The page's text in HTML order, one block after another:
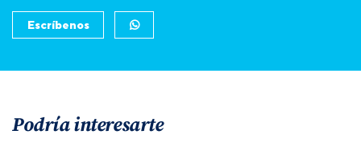
Escríbenos
Podría interesarte